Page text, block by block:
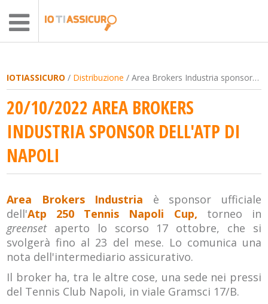
IOTIASSICURO / Distribuzione / Area Brokers Industria sponsor dell'Atp di Napoli
20/10/2022 AREA BROKERS
INDUSTRIA SPONSOR DELL'ATP DI
NAPOLI
Area Brokers Industria è sponsor ufficiale
dell'Atp 250 Tennis Napoli Cup, torneo in
greenset aperto lo scorso 17 ottobre, che si
svolgerà fino al 23 del mese. Lo comunica una
nota dell'intermediario assicurativo.
Il broker ha, tra le altre cose, una sede nei pressi
del Tennis Club Napoli, in viale Gramsci 17/B.